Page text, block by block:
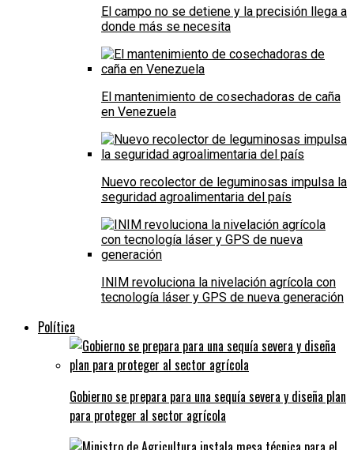
El campo no se detiene y la precisión llega a
donde más se necesita
El mantenimiento de cosechadoras de caña
en Venezuela
Nuevo recolector de leguminosas impulsa la
seguridad agroalimentaria del país
INIM revoluciona la nivelación agrícola con
tecnología láser y GPS de nueva generación
Política
Gobierno se prepara para una sequía severa y diseña plan
para proteger al sector agrícola